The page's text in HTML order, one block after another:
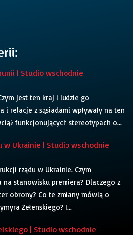
| Studio wschodnie
jest ten kraj i ludzie go
i relacje z sąsiadami wpływały na ten
funkcjonujących stereotypach o...
w Ukrainie | Studio wschodnie
rządu w Ukrainie. Czym
na stanowisku premiera? Dlaczego z
obrony? Co te zmiany mówią o
Zełenskiego? I...
| Studio wschodnie